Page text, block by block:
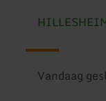
Vandaag